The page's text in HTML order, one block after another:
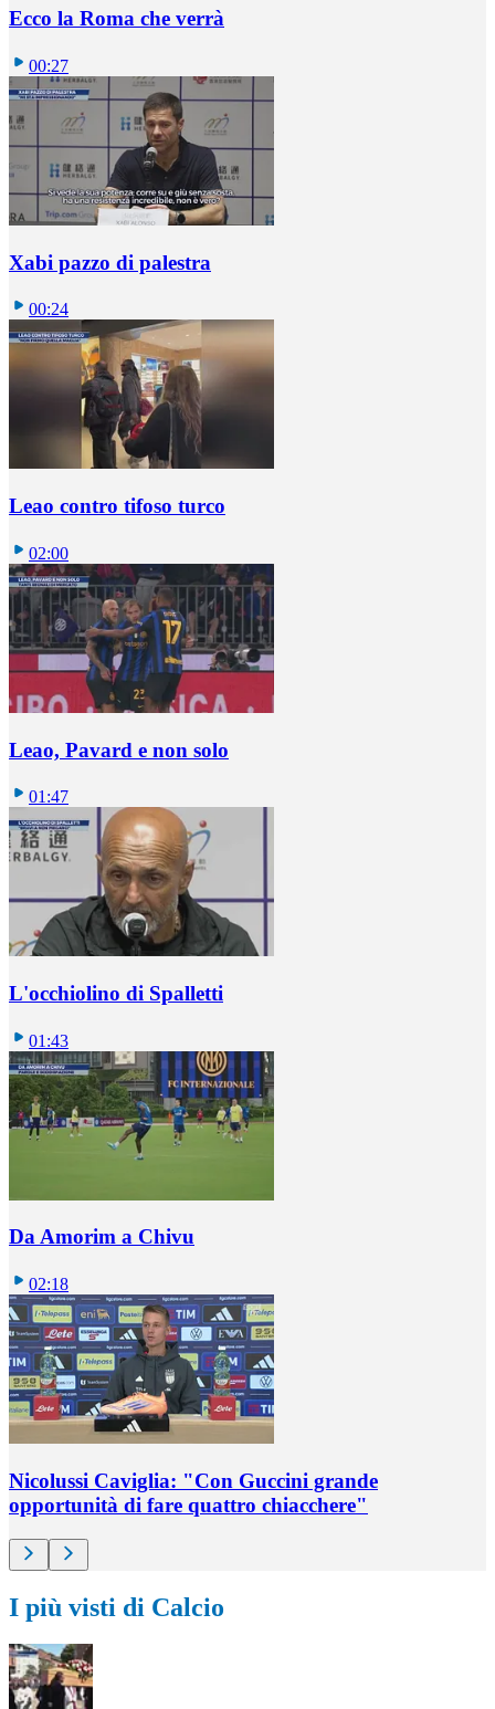
Ecco la Roma che verrà
00:27
Xabi pazzo di palestra
00:24
Leao contro tifoso turco
02:00
Leao, Pavard e non solo
01:47
L'occhiolino di Spalletti
01:43
Da Amorim a Chivu
02:18
Nicolussi Caviglia: "Con Guccini grande
opportunità di fare quattro chiacchere"
I più visti di Calcio